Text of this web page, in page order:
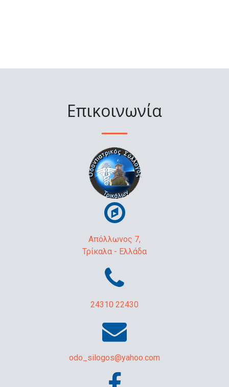
Επικοινωνία
Απόλλωνος 7,
Τρίκαλα - Ελλάδα
24310 22430
odo_silogos@yahoo.com